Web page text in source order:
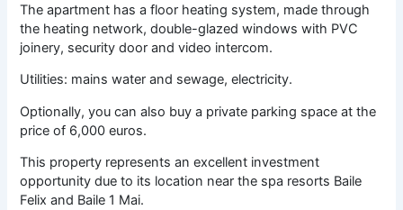
The apartment has a floor heating system, made through
the heating network, double-glazed windows with PVC
joinery, security door and video intercom.
Utilities: mains water and sewage, electricity.
Optionally, you can also buy a private parking space at the
price of 6,000 euros.
This property represents an excellent investment
opportunity due to its location near the spa resorts Baile
Felix and Baile 1 Mai.